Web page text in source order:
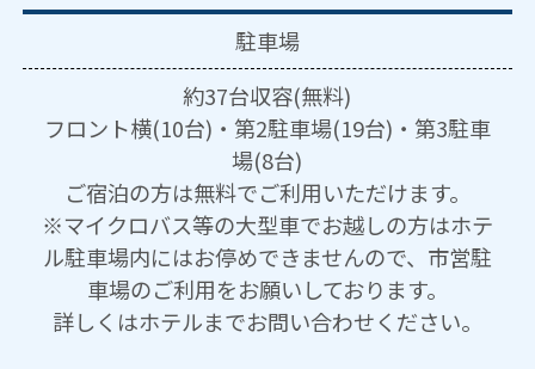
駐車場
約37台収容(無料)
フロント横(10台)・第2駐車場(19台)・第3駐車
場(8台)
ご宿泊の方は無料でご利用いただけます。
※マイクロバス等の大型車でお越しの方はホテ
ル駐車場内にはお停めできませんので、市営駐
車場のご利用をお願いしております。
詳しくはホテルまでお問い合わせください。